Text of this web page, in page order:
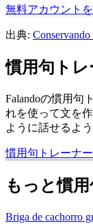
無料アカウント
出典: Conservando
慣用句ト
Falandoの慣用句
れを使って文を
ように話せるよ
慣用句トレーナ
もっと慣用
Briga de cachorro